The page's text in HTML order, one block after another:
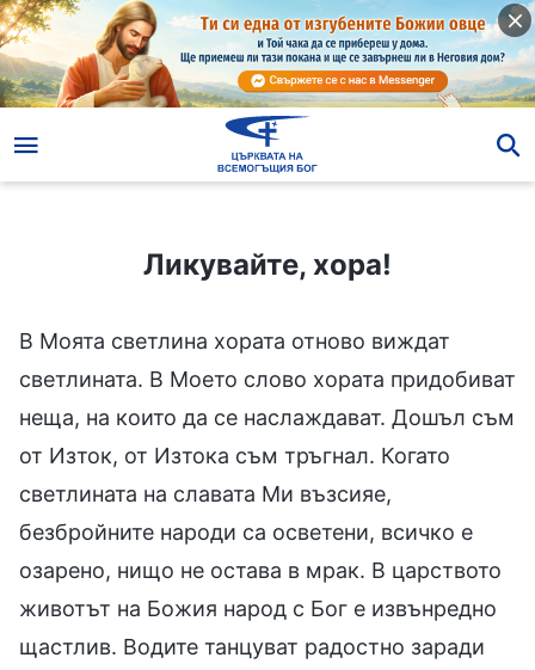
Ликувайте, хора!
В Моята светлина хората отново виждат
светлината. В Моето слово хората придобиват
неща, на които да се наслаждават. Дошъл съм
от Изток, от Изтока съм тръгнал. Когато
светлината на славата Ми възсияе,
безбройните народи са осветени, всичко е
озарено, нищо не остава в мрак. В царството
животът на Божия народ с Бог е извънредно
щастлив. Водите танцуват радостно заради